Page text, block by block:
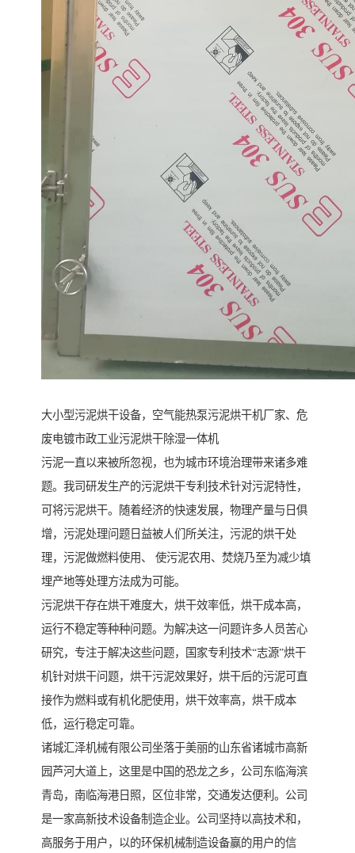
大小型污泥烘干设备，空气能热泵污泥烘干机厂家、危
废电镀市政工业污泥烘干除湿一体机
污泥一直以来被所忽视，也为城市环境治理带来诸多难
题。我司研发生产的污泥烘干专利技术针对污泥特性，
可将污泥烘干。随着经济的快速发展，物理产量与日俱
增，污泥处理问题日益被人们所关注，污泥的烘干处
理，污泥做燃料使用、 使污泥农用、焚烧乃至为减少填
埋产地等处理方法成为可能。
污泥烘干存在烘干难度大，烘干效率低，烘干成本高，
运行不稳定等种种问题。为解决这一问题许多人员苦心
研究，专注于解决这些问题，国家专利技术“志源”烘干
机针对烘干问题，烘干污泥效果好，烘干后的污泥可直
接作为燃料或有机化肥使用，烘干效率高，烘干成本
低，运行稳定可靠。
诸城汇泽机械有限公司坐落于美丽的山东省诸城市高新
园芦河大道上，这里是中国的恐龙之乡，公司东临海滨
青岛，南临海港日照，区位非常，交通发达便利。公司
是一家高新技术设备制造企业。公司坚持以高技术和，
高服务于用户，以的环保机械制造设备赢的用户的信